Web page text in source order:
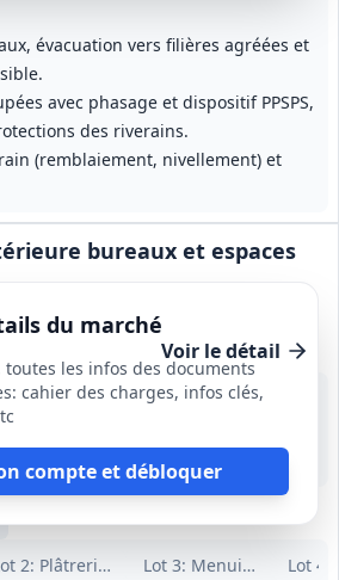
évacuation vers filières agréées et
avec phasage et dispositif PPSPS,
des riverains.
(remblaiement, nivellement) et
du marché
toutes les infos des documents
cahier des charges, infos clés,
compte et débloquer
bureaux et espaces
Voir le détail
2: Plâtrerie - Peinture
Lot 3: MenuiseriesLot 4
2 semaines de préparation)
Visiteoptionnelle